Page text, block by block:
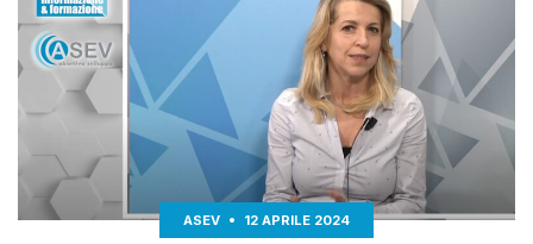
ASEV 12 APRILE 2024